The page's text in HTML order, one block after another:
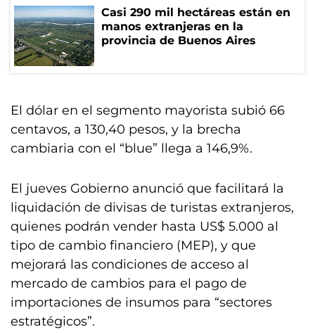
Casi 290 mil hectáreas están en
manos extranjeras en la
provincia de Buenos Aires
El dólar en el segmento mayorista subió 66
centavos, a 130,40 pesos, y la brecha
cambiaria con el “blue” llega a 146,9%.
El jueves Gobierno anunció que facilitará la
liquidación de divisas de turistas extranjeros,
quienes podrán vender hasta US$ 5.000 al
tipo de cambio financiero (MEP), y que
mejorará las condiciones de acceso al
mercado de cambios para el pago de
importaciones de insumos para “sectores
estratégicos”.